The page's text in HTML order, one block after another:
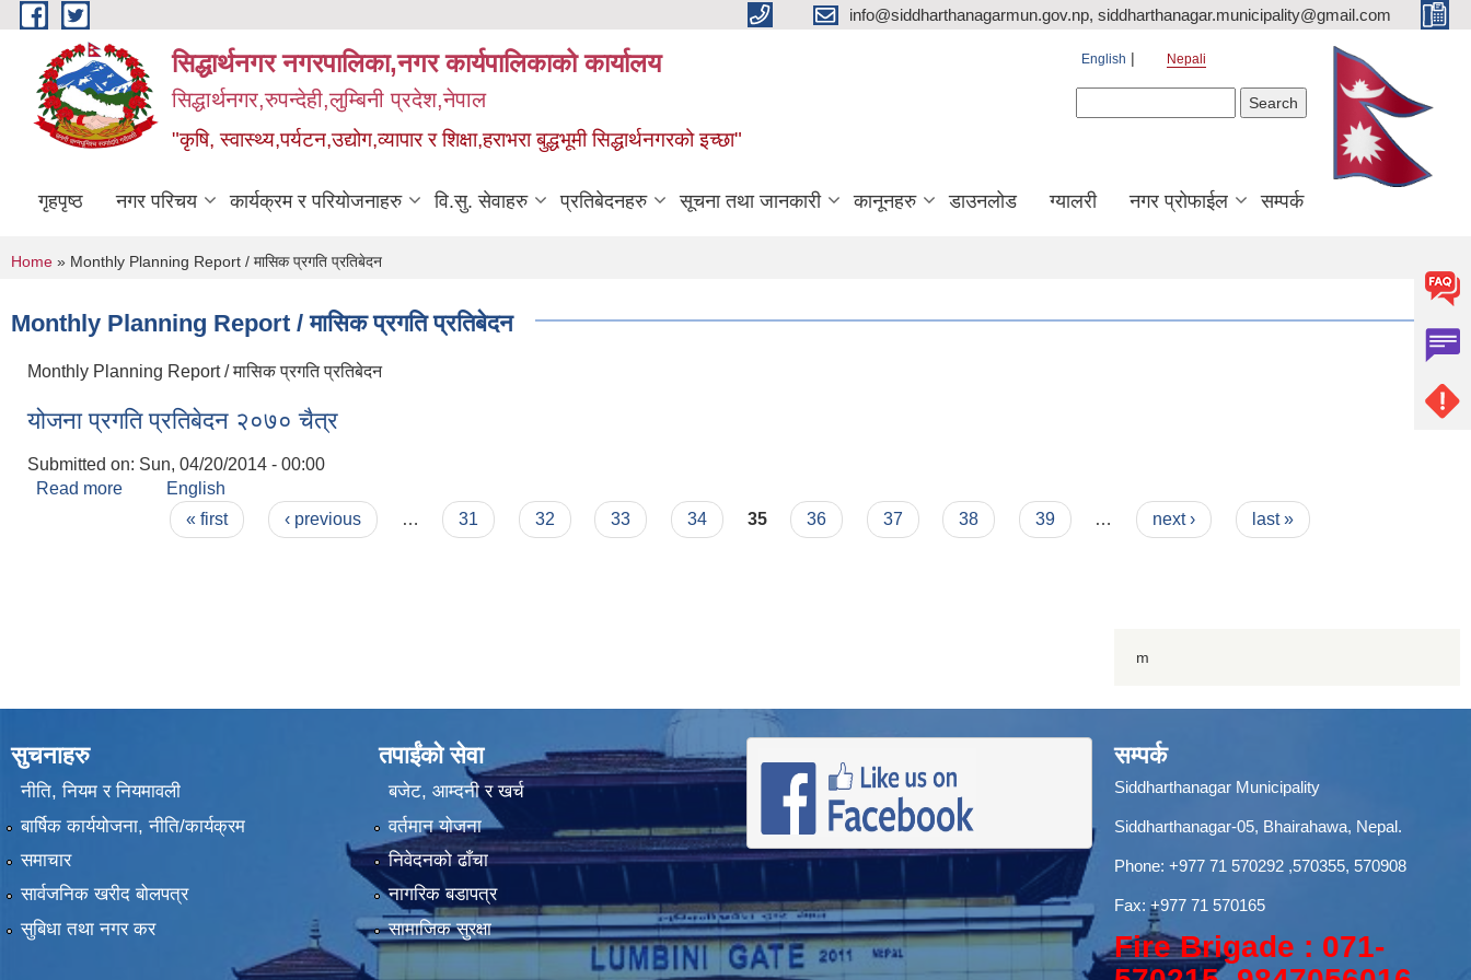
Skip to main content info@siddharthanagarmun.gov.np, siddharthanagar.municipality@gmail.com
सिद्धार्थनगर नगरपालिका,नगर कार्यपालिकाको कार्यालय
सिद्धार्थनगर,रुपन्देही,लुम्बिनी प्रदेश,नेपाल
"कृषि, स्वास्थ्य,पर्यटन,उद्योग,व्यापार र शिक्षा,हराभरा बुद्धभूमी सिद्धार्थनगरको इच्छा"
English Nepali
गृहपृष्ठ नगर परिचय कार्यक्रम र परियोजनाहरु वि.सु. सेवाहरु प्रतिबेदनहरु सूचना तथा जानकारी कानूनहरु डाउनलोड ग्यालरी नगर प्रोफाईल सम्पर्क
You are here
Home » Monthly Planning Report / मासिक प्रगति प्रतिबेदन
Monthly Planning Report / मासिक प्रगति प्रतिबेदन
Monthly Planning Report / मासिक प्रगति प्रतिबेदन
योजना प्रगति प्रतिबेदन २०७० चैत्र
Submitted on: Sun, 04/20/2014 - 00:00
Read more about योजना प्रगति प्रतिबेदन २०७० चैत्र
English
« first ‹ previous … 31 32 33 34 35 36 37 38 39 … next › last »
m
सुचनाहरु
नीति, नियम र नियमावली
बार्षिक कार्ययोजना, नीति/कार्यक्रम
समाचार
सार्वजनिक खरीद बोलपत्र
सुबिधा तथा नगर कर
तपाईंको सेवा
बजेट, आम्दनी र खर्च
वर्तमान योजना
निवेदनको ढाँचा
नागरिक बडापत्र
सामाजिक सुरक्षा
सम्पर्क
Siddharthanagar Municipality
Siddharthanagar-05, Bhairahawa, Nepal.
Phone: +977 71 570292 ,570355, 570908
Fax: +977 71 570165
Fire Brigade : 071-